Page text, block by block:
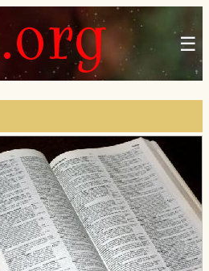
☰